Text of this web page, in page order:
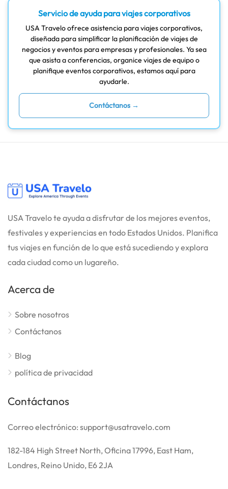
Servicio de ayuda para viajes corporativos
USA Travelo ofrece asistencia para viajes corporativos,
diseñada para simplificar la planificación de viajes de
negocios y eventos para empresas y profesionales. Ya sea
que asista a conferencias, organice viajes de equipo o
planifique eventos corporativos, estamos aquí para
ayudarle.
Contáctanos →
USA Travelo te ayuda a disfrutar de los mejores eventos,
festivales y experiencias en todo Estados Unidos. Planifica
tus viajes en función de lo que está sucediendo y explora
cada ciudad como un lugareño.
Acerca de
Sobre nosotros
Contáctanos
Blog
política de privacidad
Contáctanos
Correo electrónico: support@usatravelo.com
182-184 High Street North, Oficina 17996, East Ham,
Londres, Reino Unido, E6 2JA